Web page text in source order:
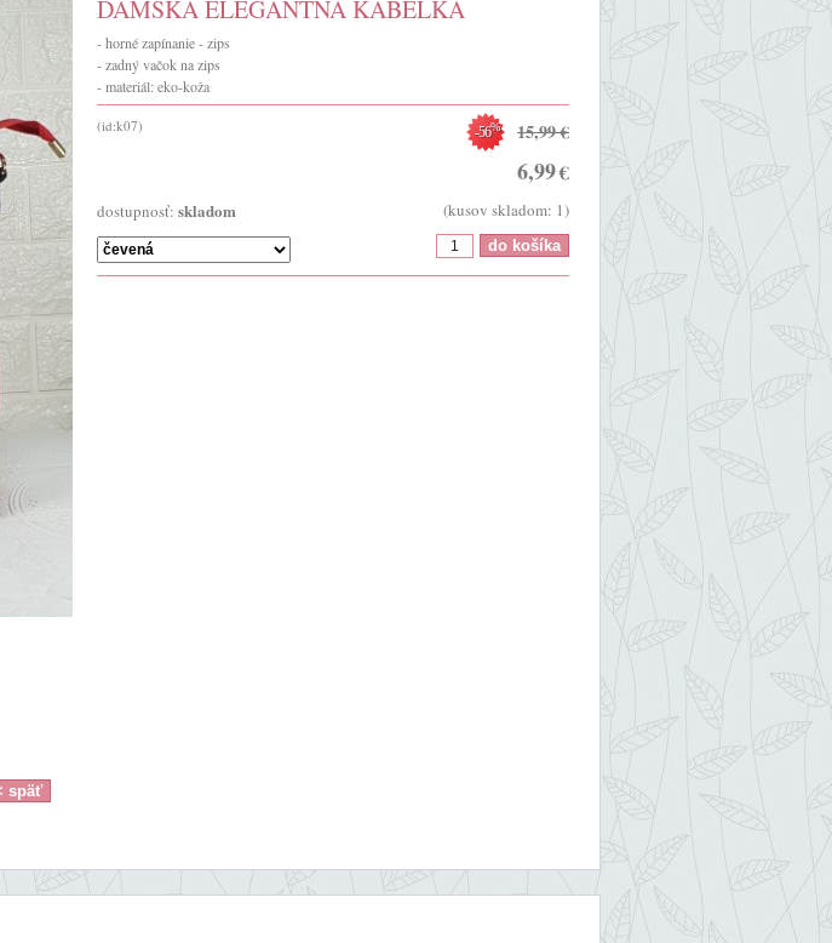
DÁMSKA ELEGANTNÁ KABELKA
- horné zapínanie - zips
- zadný vačok na zips
- materiál: eko-koža
(id:k07) 15,99€
-56%
6,99€
dostupnosť: skladom (kusov skladom: 1)